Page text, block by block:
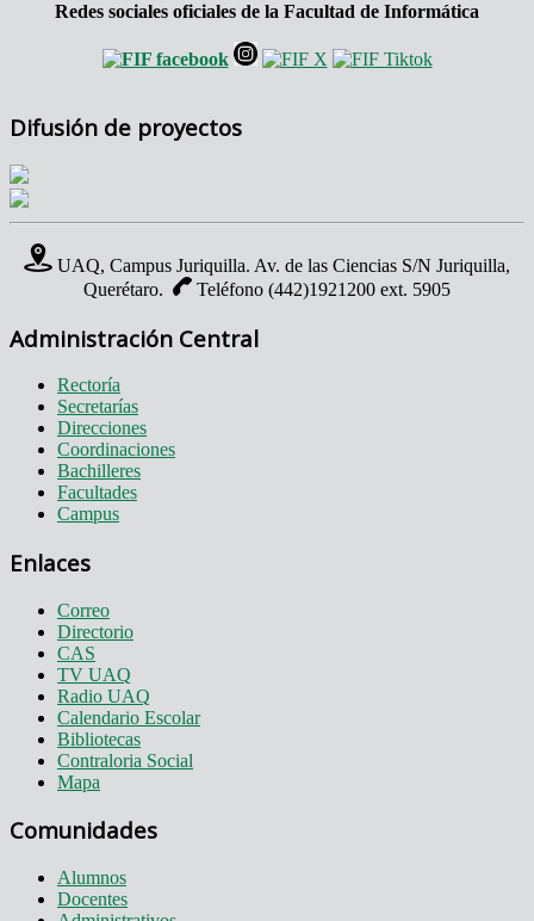
Redes sociales oficiales de la Facultad de Informática
Difusión de proyectos
UAQ, Campus Juriquilla. Av. de las Ciencias S/N Juriquilla,
Querétaro.
Teléfono (442)1921200 ext. 5905
Administración Central
Rectoría
Secretarías
Direcciones
Coordinaciones
Bachilleres
Facultades
Campus
Enlaces
Correo
Directorio
CAS
TV UAQ
Radio UAQ
Calendario Escolar
Bibliotecas
Contraloria Social
Mapa
Comunidades
Alumnos
Docentes